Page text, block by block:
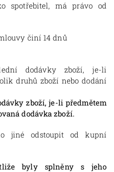
spotřebitel, má právo od
činí 14 dnů
dodávky zboží, je-li
druhů zboží nebo dodání
zboží, je-li předmětem
dodávka zboží.
jiné odstoupit od kupní
byly splněny s jeho